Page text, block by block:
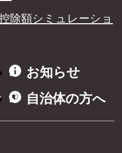
除額シミュレーショ
お知らせ
自治体の方へ